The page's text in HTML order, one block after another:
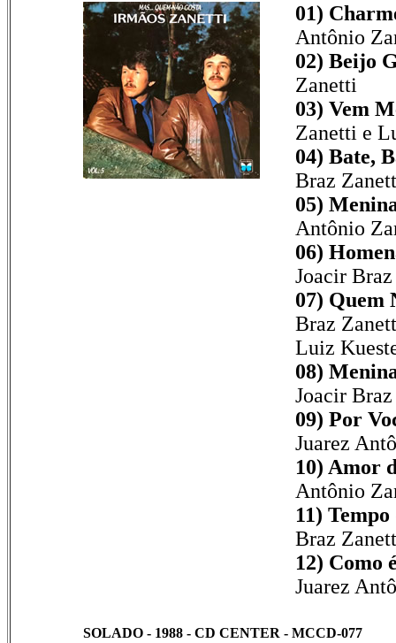
01)
Antônio
02) Beijo
Zanetti
03) Vem
Zanetti e
04) Bate,
Braz
05)
Antônio
06)
Joacir
07) Quem
Braz
Luiz
08)
Joacir
09) Por
Juarez
10) Amor
Antônio
11)
Braz
12) Como
Juarez
SOLADO - 1988 - CD CENTER - MCCD-077